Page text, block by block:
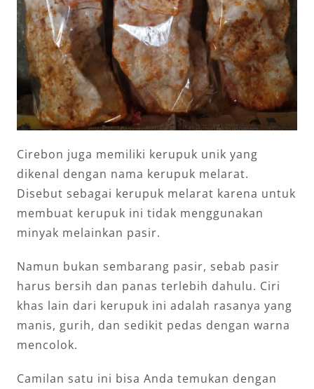
Cirebon juga memiliki kerupuk unik yang
dikenal dengan nama kerupuk melarat.
Disebut sebagai kerupuk melarat karena untuk
membuat kerupuk ini tidak menggunakan
minyak melainkan pasir.
Namun bukan sembarang pasir, sebab pasir
harus bersih dan panas terlebih dahulu. Ciri
khas lain dari kerupuk ini adalah rasanya yang
manis, gurih, dan sedikit pedas dengan warna
mencolok.
Camilan satu ini bisa Anda temukan dengan